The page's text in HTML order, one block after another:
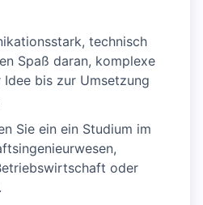
technisch
Spaß daran, komplexe
bis zur Umsetzung
Sie ein ein Studium im
oder